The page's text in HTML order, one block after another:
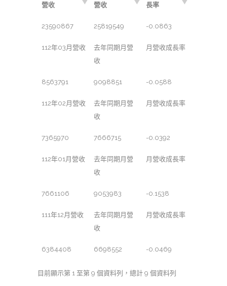
營收
營收
長率
23590867 25819549 -0.0863
112年03月營收
去年同期月營
收
月營收成長率
8563791 9098851 -0.0588
112年02月營收
去年同期月營
收
月營收成長率
7365970 7666715 -0.0392
112年01月營收
去年同期月營
收
月營收成長率
7661106 9053983 -0.1538
111年12月營收
去年同期月營
收
月營收成長率
6384408 6698552 -0.0469
目前顯示第 1 至第 9 個資料列，總計 9 個資料列